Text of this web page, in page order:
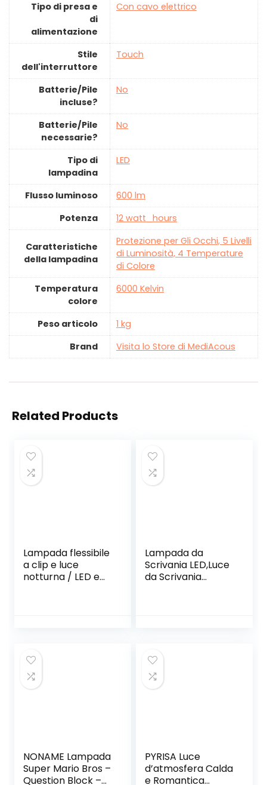
Tipo di presa e
di
alimentazione
‎Con cavo elettrico
Stile
dell'interruttore
‎Touch
Batterie/Pile
incluse?
‎No
Batterie/Pile
necessarie?
‎No
Tipo di
lampadina
‎LED
Flusso luminoso
‎600 lm
Potenza
‎12 watt_hours
Caratteristiche
della lampadina
‎Protezione per Gli Occhi, 5 Livelli
di Luminosità, 4 Temperature
di Colore
Temperatura
colore
‎6000 Kelvin
Peso articolo
‎1 kg
Brand
Visita lo Store di MediAcous
Related Products
Lampada flessibile
a clip e luce
notturna / LED e
laboratorio, letto o
comodino – Bianco
– Per bambini e
Lampada da
Scrivania LED,Luce
da Scrivania
Illuminazione/Port
apenne/Uscita/Ing
resso USB
NONAME Lampada
Super Mario Bros –
Question Block –
PYRISA Luce
d’atmosfera Calda
e Romantica